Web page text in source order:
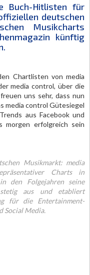
Buch-Hitlisten für
deutschen
Musikcharts
künftig
Chartlisten von media
media control, über die
uns sehr, dass nun
media control Gütesiegel
aus Facebook und
morgen erfolgreich sein
Musikmarkt: media
Charts in
den Folgejahren seine
aus und etabliert
für die Entertainment-
Social Media.